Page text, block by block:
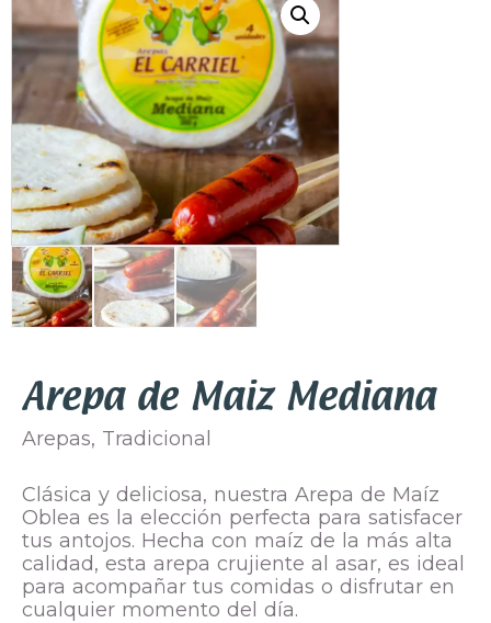
Arepa de Maiz Mediana
Arepas, Tradicional
Clásica y deliciosa, nuestra Arepa de Maíz
Oblea es la elección perfecta para satisfacer
tus antojos. Hecha con maíz de la más alta
calidad, esta arepa crujiente al asar, es ideal
para acompañar tus comidas o disfrutar en
cualquier momento del día.